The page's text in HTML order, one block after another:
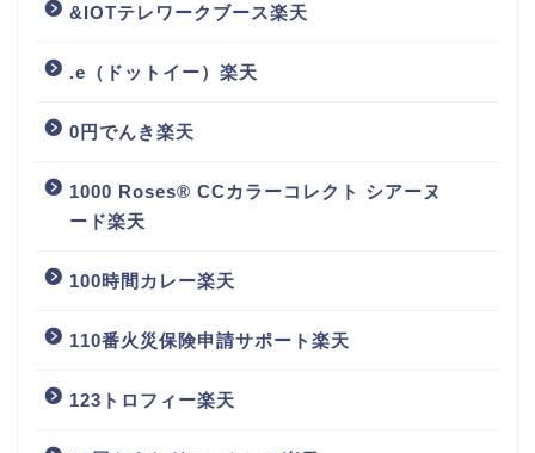
&IOTテレワークブース楽天
.e（ドットイー）楽天
0円でんき楽天
1000 Roses® CCカラーコレクト シアーヌ
ード楽天
100時間カレー楽天
110番火災保険申請サポート楽天
123トロフィー楽天